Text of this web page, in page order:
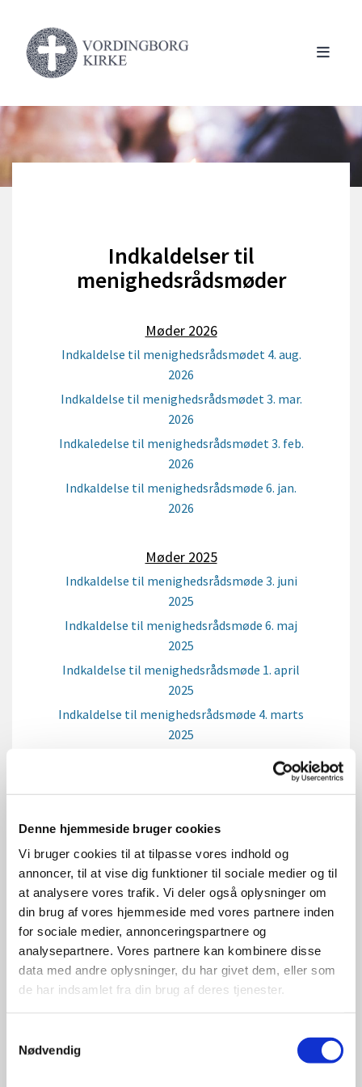
Denne hjemmeside bruger cookies
Vi bruger cookies til at tilpasse vores indhold og
annoncer, til at vise dig funktioner til sociale medier og til
at analysere vores trafik. Vi deler også oplysninger om
din brug af vores hjemmeside med vores partnere inden
for sociale medier, annonceringspartnere og
analysepartnere. Vores partnere kan kombinere disse
data med andre oplysninger, du har givet dem, eller som
de har indsamlet fra din brug af deres tjenester.
Nødvendig
Indkaldelser til
menighedsrådsmøder
Møder 2026
Indkaldelse til menighedsrådsmødet 4. aug.
2026
Indkaldelse til menighedsrådsmødet 3. mar.
2026
Indkaledelse til menighedsrådsmødet 3. feb.
2026
Indkaldelse til menighedsrådsmøde 6. jan.
2026
Møder 2025
Indkaldelse til menighedsrådsmøde 3. juni
2025
Indkaldelse til menighedsrådsmøde 6. maj
2025
Indkaldelse til menighedsrådsmøde 1. april
2025
Indkaldelse til menighedsrådsmøde 4. marts
2025
Indkaldelse til menighedsrådsmøde 4. feb.
2025
Møder 2023
Indkaldelse til menighedsrådsmøde
13.september 2023
Indkaldelse til menighedsrådsmøde 1.august
Indkaldelse til menighedsrådsmøde 6. juni